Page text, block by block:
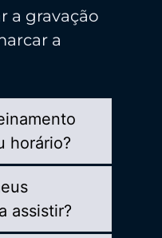
a gravação
a
horário?
assistir?